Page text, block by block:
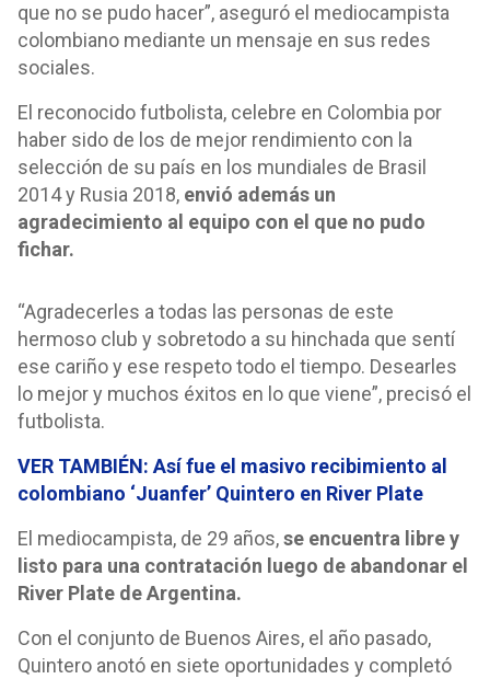
que no se pudo hacer”, aseguró el mediocampista
colombiano mediante un mensaje en sus redes
sociales.
El reconocido futbolista, celebre en Colombia por
haber sido de los de mejor rendimiento con la
selección de su país en los mundiales de Brasil
2014 y Rusia 2018, envió además un
agradecimiento al equipo con el que no pudo
fichar.
“Agradecerles a todas las personas de este
hermoso club y sobretodo a su hinchada que sentí
ese cariño y ese respeto todo el tiempo. Desearles
lo mejor y muchos éxitos en lo que viene”, precisó el
futbolista.
VER TAMBIÉN: Así fue el masivo recibimiento al
colombiano ‘Juanfer’ Quintero en River Plate
El mediocampista, de 29 años,se encuentra libre y
listo para una contratación luego de abandonar el
River Plate de Argentina.
Con el conjunto de Buenos Aires, el año pasado,
Quintero anotó en siete oportunidades y completó